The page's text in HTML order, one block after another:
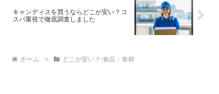
キャンディスを買うならどこが安い？コ
スパ重視で徹底調査しました
ホーム どこが安い？-食品・食材